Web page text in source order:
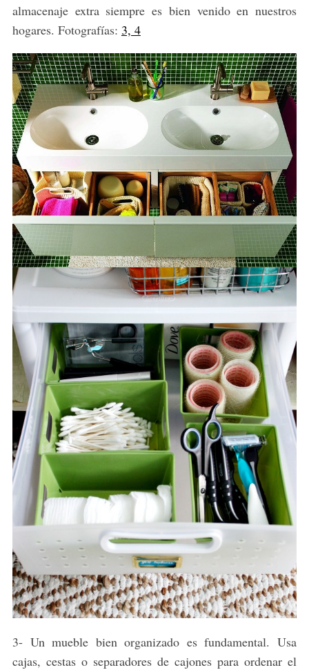
almacenaje extra siempre es bien venido en nuestros
hogares. Fotografías: 3, 4
3- Un mueble bien organizado es fundamental. Usa
cajas, cestas o separadores de cajones para ordenar el